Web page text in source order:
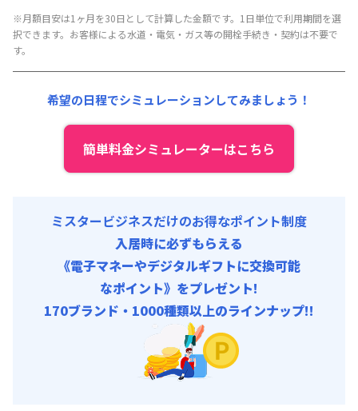
光熱費他 : 24,000円/月 (800円/日) (税抜)
清掃料他 :
その他費用 :
※月額目安は1ヶ月を30日として計算した金額です。1日単位で利用期間を選
択できます。お客様による水道・電気・ガス等の開栓手続き・契約は不要で
す。
希望の日程でシミュレーションしてみましょう！
簡単料金シミュレーターはこちら
ミスタービジネスだけのお得なポイント制度
入居時に必ずもらえる
《電子マネーやデジタルギフトに交換可能
なポイント》をプレゼント!
170ブランド・1000種類以上のラインナップ!!